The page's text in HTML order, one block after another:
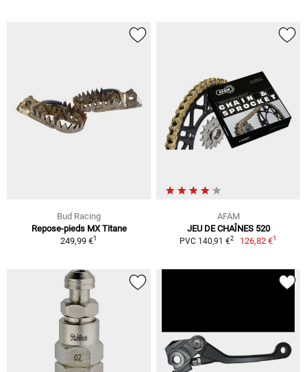
Bud Racing
Repose-pieds MX Titane
249,99 €1
AFAM
JEU DE CHAÎNES 520
PVC 140,91 €2 126,82 €1